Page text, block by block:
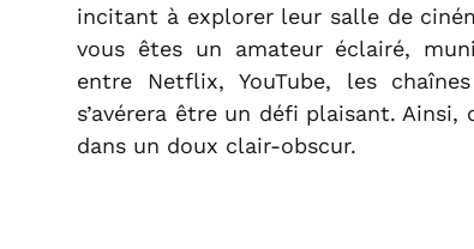
incitant à explorer leur salle de
vous êtes un amateur éclairé,
entre Netflix, YouTube, les
s’avérera être un défi plaisant. Ainsi,
dans un doux clair-obscur.